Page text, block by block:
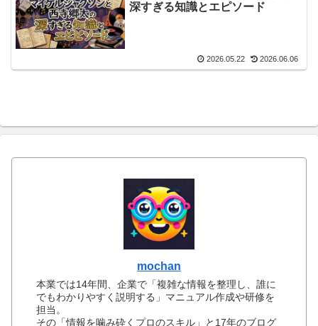
深すぎる知識とエピソード
2026.05.22 2026.06.06
mochan
本業では14年間、企業で「複雑な情報を整理し、誰に
でもわかりやすく説明する」マニュアル作成や研修を
担当。
その「情報を噛み砕くプロのスキル」と17年のブログ